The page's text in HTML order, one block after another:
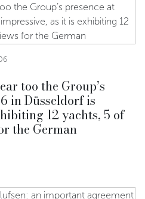
too the Group’s
in Düsseldorf is
12 yachts, 5 of
the German